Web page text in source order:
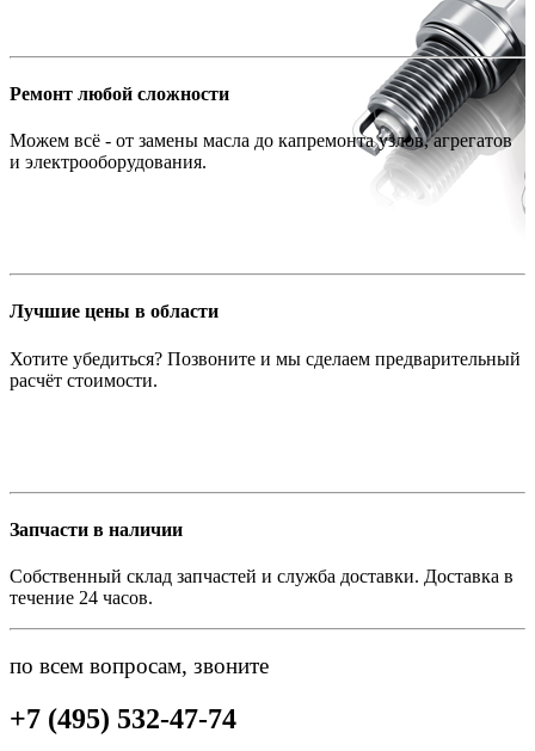
Ремонт любой сложности
Можем всё - от замены масла до капремонта узлов, агрегатов
и электрооборудования.
Лучшие цены в области
Хотите убедиться? Позвоните и мы сделаем предварительный
расчёт стоимости.
Запчасти в наличии
Собственный склад запчастей и служба доставки. Доставка в
течение 24 часов.
по всем вопросам, звоните
+7 (495) 532-47-74